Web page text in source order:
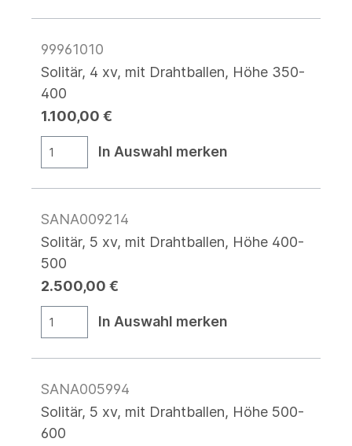
99961010
Solitär, 4 xv, mit Drahtballen, Höhe 350-
400
1.100,00 €
In Auswahl merken
SANA009214
Solitär, 5 xv, mit Drahtballen, Höhe 400-
500
2.500,00 €
In Auswahl merken
SANA005994
Solitär, 5 xv, mit Drahtballen, Höhe 500-
600